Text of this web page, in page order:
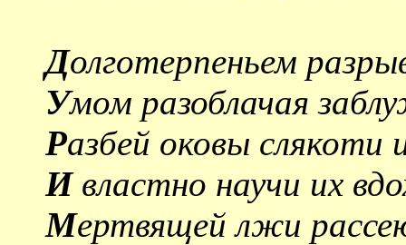
Долготерпеньем
Умом разоблачая
Разбей оковы слякоти
Ивластно научи их
Мертвящей лжи